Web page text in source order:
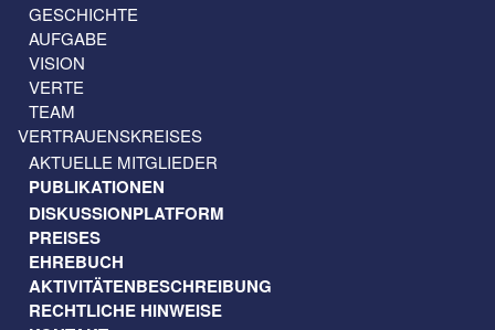
GESCHICHTE
AUFGABE
VISION
VERTE
TEAM
VERTRAUENSKREISES
AKTUELLE MITGLIEDER
PUBLIKATIONEN
DISKUSSIONPLATFORM
PREISES
EHREBUCH
AKTIVITÄTENBESCHREIBUNG
RECHTLICHE HINWEISE